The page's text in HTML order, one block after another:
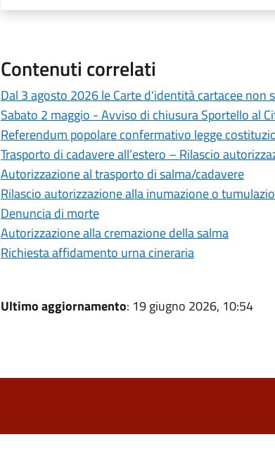
Contenuti correlati
Dal 3 agosto 2026 le Carte d'identità cartacee non
Sabato 2 maggio - Avviso di chiusura Sportello al
Referendum popolare confermativo legge
Trasporto di cadavere all’estero – Rilascio
Autorizzazione al trasporto di salma/cadavere
Rilascio autorizzazione alla inumazione o
Denuncia di morte
Autorizzazione alla cremazione della salma
Richiesta affidamento urna cineraria
Ultimo aggiornamento: 19 giugno 2026, 10:54